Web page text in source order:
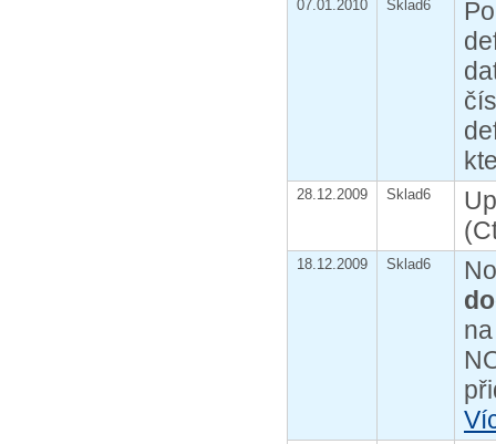
07.01.2010 Sklad6
28.12.2009 Sklad6
18.12.2009 Sklad6